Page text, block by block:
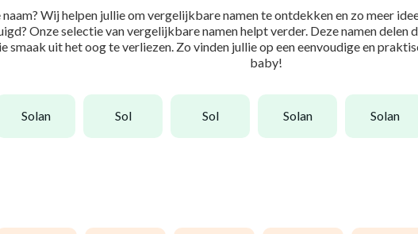
Wij helpen jullie om vergelijkbare namen te ontdekken en zo meer
Onze selectie van vergelijkbare namen helpt verder. Deze namen
smaak uit het oog te verliezen. Zo vinden jullie op een eenvoudige en
baby!
solan sol sol solan solan